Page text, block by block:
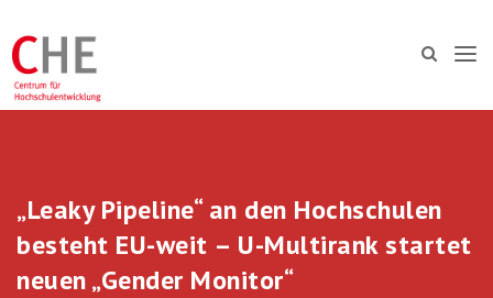
„Leaky Pipeline“ an den Hochschulen
besteht EU-weit – U-Multirank startet
neuen „Gender Monitor“